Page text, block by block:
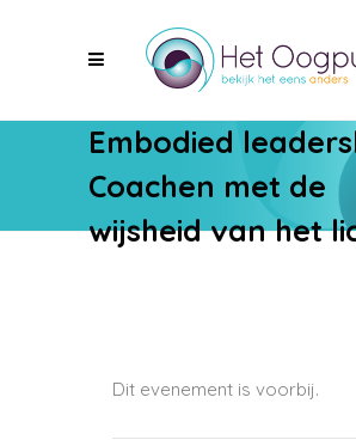
Embodied
Coachen met de
wijsheid van het
Dit evenement is voorbij.